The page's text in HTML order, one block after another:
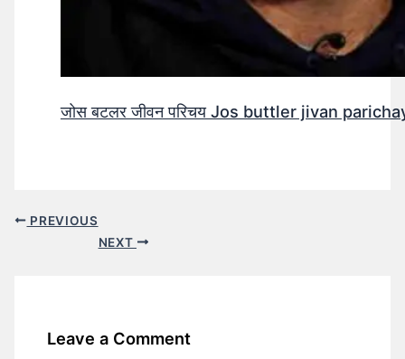
जोस बटलर जीवन परिचय Jos buttler jivan
PREVIOUS
NEXT
Leave a Comment